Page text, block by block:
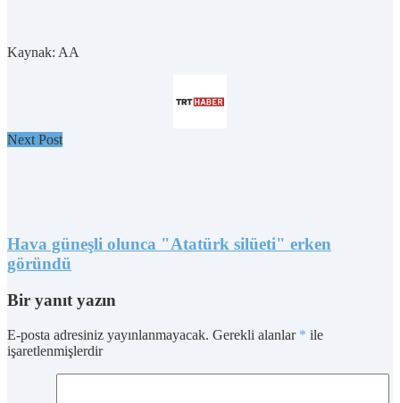
Kaynak: AA
Next Post
Hava güneşli olunca "Atatürk silüeti" erken
göründü
Bir yanıt yazın
E-posta adresiniz yayınlanmayacak. Gerekli alanlar * ile
işaretlenmişlerdir